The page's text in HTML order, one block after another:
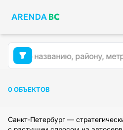
0 ОБЪЕКТОВ
Санкт-Петербург —